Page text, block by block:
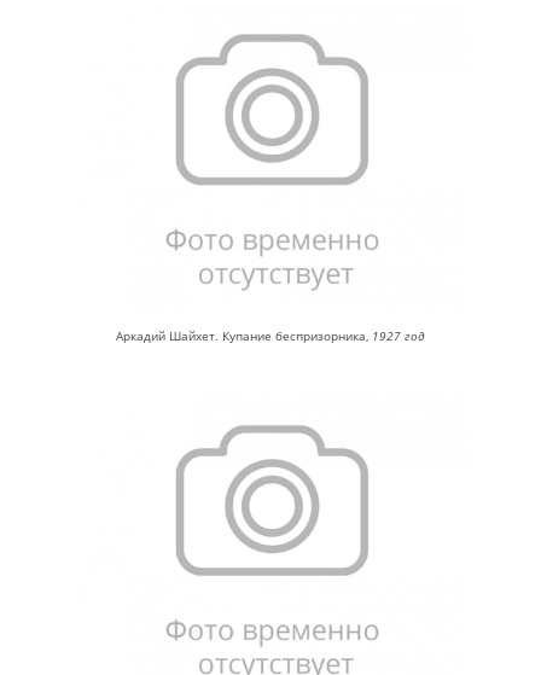
Аркадий Шайхет. Купание беспризорника, 1927 год